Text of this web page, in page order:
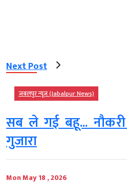
Next Post
जबलपुर न्यूज़ (Jabalpur News)
सब ले गई बहू...
गुजारा
Mon May 18 , 2026